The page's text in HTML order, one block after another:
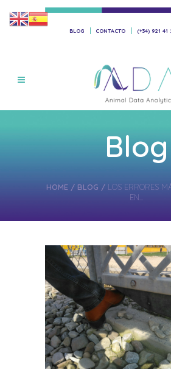
BLOG CONTACTO (+34) 921 41
Blog
HOME / BLOG / LOS ERRORES
EN...